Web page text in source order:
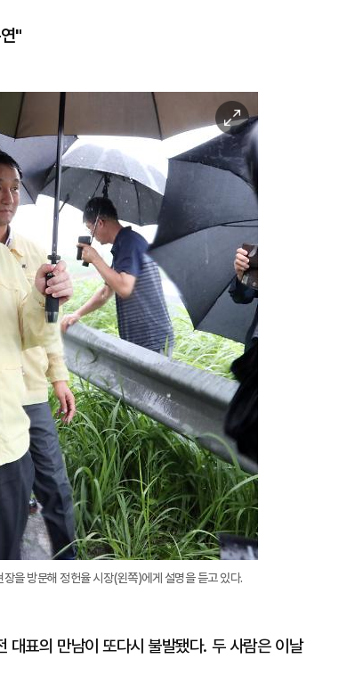
"
이
미
지
대
을 방문해 정헌율 시장(왼쪽)에게 설명을 듣고 있다.
대표의 만남이 또다시 불발됐다. 두 사람은 이날